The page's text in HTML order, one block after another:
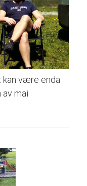
være enda
mai